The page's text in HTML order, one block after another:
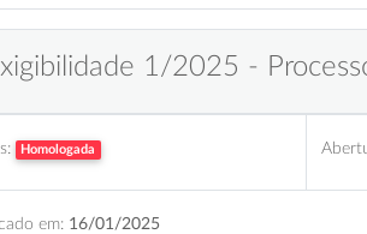
1/2025 -
Homologada
em: 16/01/2025